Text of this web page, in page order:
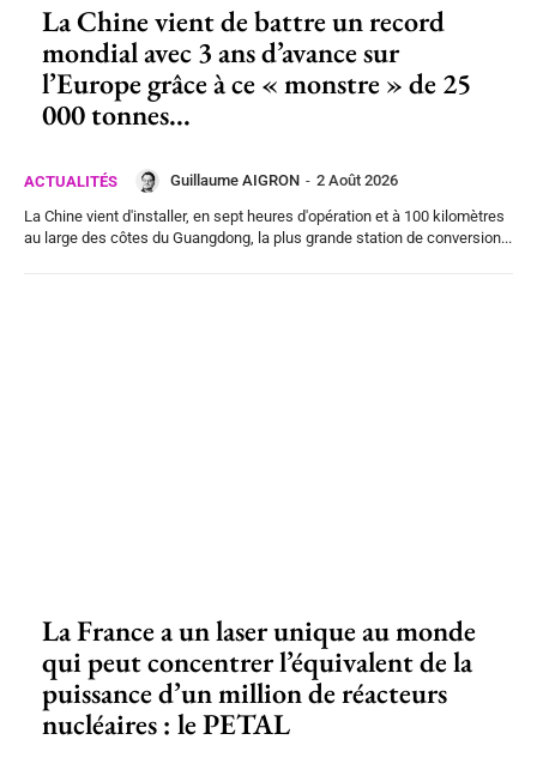
La Chine vient de battre un record
mondial avec 3 ans d’avance sur
l’Europe grâce à ce « monstre » de 25
000 tonnes...
ACTUALITÉS Guillaume AIGRON - 2 Août 2026
La Chine vient d'installer, en sept heures d'opération et à 100 kilomètres
au large des côtes du Guangdong, la plus grande station de conversion...
La France a un laser unique au monde
qui peut concentrer l’équivalent de la
puissance d’un million de réacteurs
nucléaires : le PETAL